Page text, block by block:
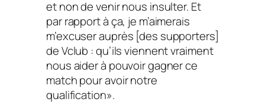
et non de venir nous insulter. Et
par rapport à ça, je m’aimerais
m’excuser auprès [des supporters]
de Vclub : qu’ils viennent vraiment
nous aider à pouvoir gagner ce
match pour avoir notre
qualification».